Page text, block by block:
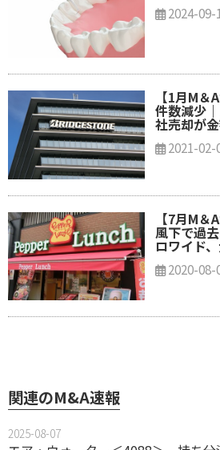
2024-09-
【1月M
件数減少
社売却が
2021-02-
【7月M
風下で過
ロワイド
2020-08-
関連のM&A速報
2025-08-07